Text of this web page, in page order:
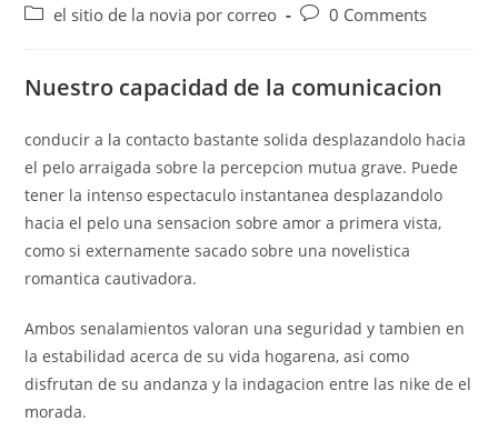
author:
published:
Postel sitio de la novia por correo
Post0 Comments
Nuestro capacidad de la comunicacion
conducir a la contacto bastante solida desplazandolo hacia
el pelo arraigada sobre la percepcion mutua grave. Puede
tener la intenso espectaculo instantanea desplazandolo
hacia el pelo una sensacion sobre amor a primera vista,
como si externamente sacado sobre una novelistica
romantica cautivadora.
Ambos senalamientos valoran una seguridad y tambien en
la estabilidad acerca de su vida hogarena, asi­ como
disfrutan de su andanza y la indagacion entre las nike de el
morada.